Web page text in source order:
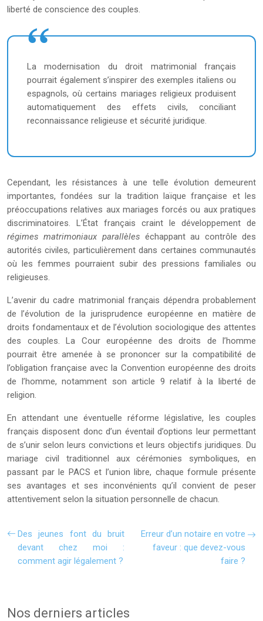
liberté de conscience des couples.
La modernisation du droit matrimonial français
pourrait également s’inspirer des exemples italiens ou
espagnols, où certains mariages religieux produisent
automatiquement des effets civils, conciliant
reconnaissance religieuse et sécurité juridique.
Cependant, les résistances à une telle évolution demeurent
importantes, fondées sur la tradition laïque française et les
préoccupations relatives aux mariages forcés ou aux pratiques
discriminatoires. L’État français craint le développement de
régimes matrimoniaux parallèles échappant au contrôle des
autorités civiles, particulièrement dans certaines communautés
où les femmes pourraient subir des pressions familiales ou
religieuses.
L’avenir du cadre matrimonial français dépendra probablement
de l’évolution de la jurisprudence européenne en matière de
droits fondamentaux et de l’évolution sociologique des attentes
des couples. La Cour européenne des droits de l’homme
pourrait être amenée à se prononcer sur la compatibilité de
l’obligation française avec la Convention européenne des droits
de l’homme, notamment son article 9 relatif à la liberté de
religion.
En attendant une éventuelle réforme législative, les couples
français disposent donc d’un éventail d’options leur permettant
de s’unir selon leurs convictions et leurs objectifs juridiques. Du
mariage civil traditionnel aux cérémonies symboliques, en
passant par le PACS et l’union libre, chaque formule présente
ses avantages et ses inconvénients qu’il convient de peser
attentivement selon la situation personnelle de chacun.
Des jeunes font du bruit
devant chez moi :
comment agir légalement ?
Erreur d’un notaire en votre
faveur : que devez-vous
faire ?
Nos derniers articles